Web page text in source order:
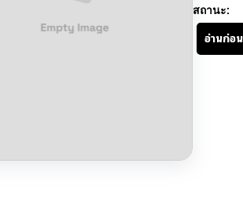
สถานะ:
อ่านก่อน